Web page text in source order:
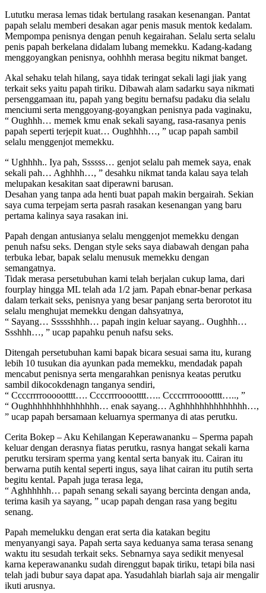
Lututku merasa lemas tidak bertulang rasakan kesenangan. Pantat
papah selalu memberi desakan agar penis masuk mentok kedalam.
Mempompa penisnya dengan penuh kegairahan. Selalu serta selalu
penis papah berkelana didalam lubang memekku. Kadang-kadang
menggoyangkan penisnya, oohhhh merasa begitu nikmat banget.
Akal sehaku telah hilang, saya tidak teringat sekali lagi jiak yang
terkait seks yaitu papah tiriku. Dibawah alam sadarku saya nikmati
persenggamaan itu, papah yang begitu bernafsu padaku dia selalu
menciumi serta menggoyang-goyangkan penisnya pada vaginaku,
“ Oughhh… memek kmu enak sekali sayang, rasa-rasanya penis
papah seperti terjepit kuat… Oughhhh…, ” ucap papah sambil
selalu menggenjot memekku.
“ Ughhhh.. Iya pah, Ssssss… genjot selalu pah memek saya, enak
sekali pah… Aghhhh…, ” desahku nikmat tanda kalau saya telah
melupakan kesakitan saat diperawni barusan.
Desahan yang tanpa ada henti buat papah makin bergairah. Sekian
saya cuma terpejam serta pasrah rasakan kesenangan yang baru
pertama kalinya saya rasakan ini.
Papah dengan antusianya selalu menggenjot memekku dengan
penuh nafsu seks. Dengan style seks saya diabawah dengan paha
terbuka lebar, bapak selalu menusuk memekku dengan
semangatnya.
Tidak merasa persetubuhan kami telah berjalan cukup lama, dari
fourplay hingga ML telah ada 1/2 jam. Papah ebnar-benar perkasa
dalam terkait seks, penisnya yang besar panjang serta berorotot itu
selalu menghujat memekku dengan dahsyatnya,
“ Sayang… Ssssshhhh… papah ingin keluar sayang.. Oughhh…
Ssshhh…, ” ucap papahku penuh nafsu seks.
Ditengah persetubuhan kami bapak bicara sesuai sama itu, kurang
lebih 10 tusukan dia ayunkan pada memekku, mendadak papah
mencabut penisnya serta mengarahkan penisnya keatas perutku
sambil dikocokdenagn tanganya sendiri,
“ Ccccrrrroooootttt…. Ccccrrrooootttt….. Ccccrrrrooootttt….., ”
“ Oughhhhhhhhhhhhhhh… enak sayang… Aghhhhhhhhhhhhhh…,
” ucap papah bersamaan keluarnya spermanya di atas perutku.
Cerita Bokep – Aku Kehilangan Keperawananku – Sperma papah
keluar dengan derasnya fiatas perutku, rasnya hangat sekali karna
perutku tersiram sperma yang kental serta banyak itu. Cairan itu
berwarna putih kental seperti ingus, saya lihat cairan itu putih serta
begitu kental. Papah juga terasa lega,
“ Aghhhhhh… papah senang sekali sayang bercinta dengan anda,
terima kasih ya sayang, ” ucap papah dengan rasa yang begitu
senang.
Papah memelukku dengan erat serta dia katakan begitu
menyanyangi saya. Papah serta saya keduanya sama terasa senang
waktu itu sesudah terkait seks. Sebnarnya saya sedikit menyesal
karna keperawananku sudah direnggut bapak tiriku, tetapi bila nasi
telah jadi bubur saya dapat apa. Yasudahlah biarlah saja air mengalir
ikuti arusnya.